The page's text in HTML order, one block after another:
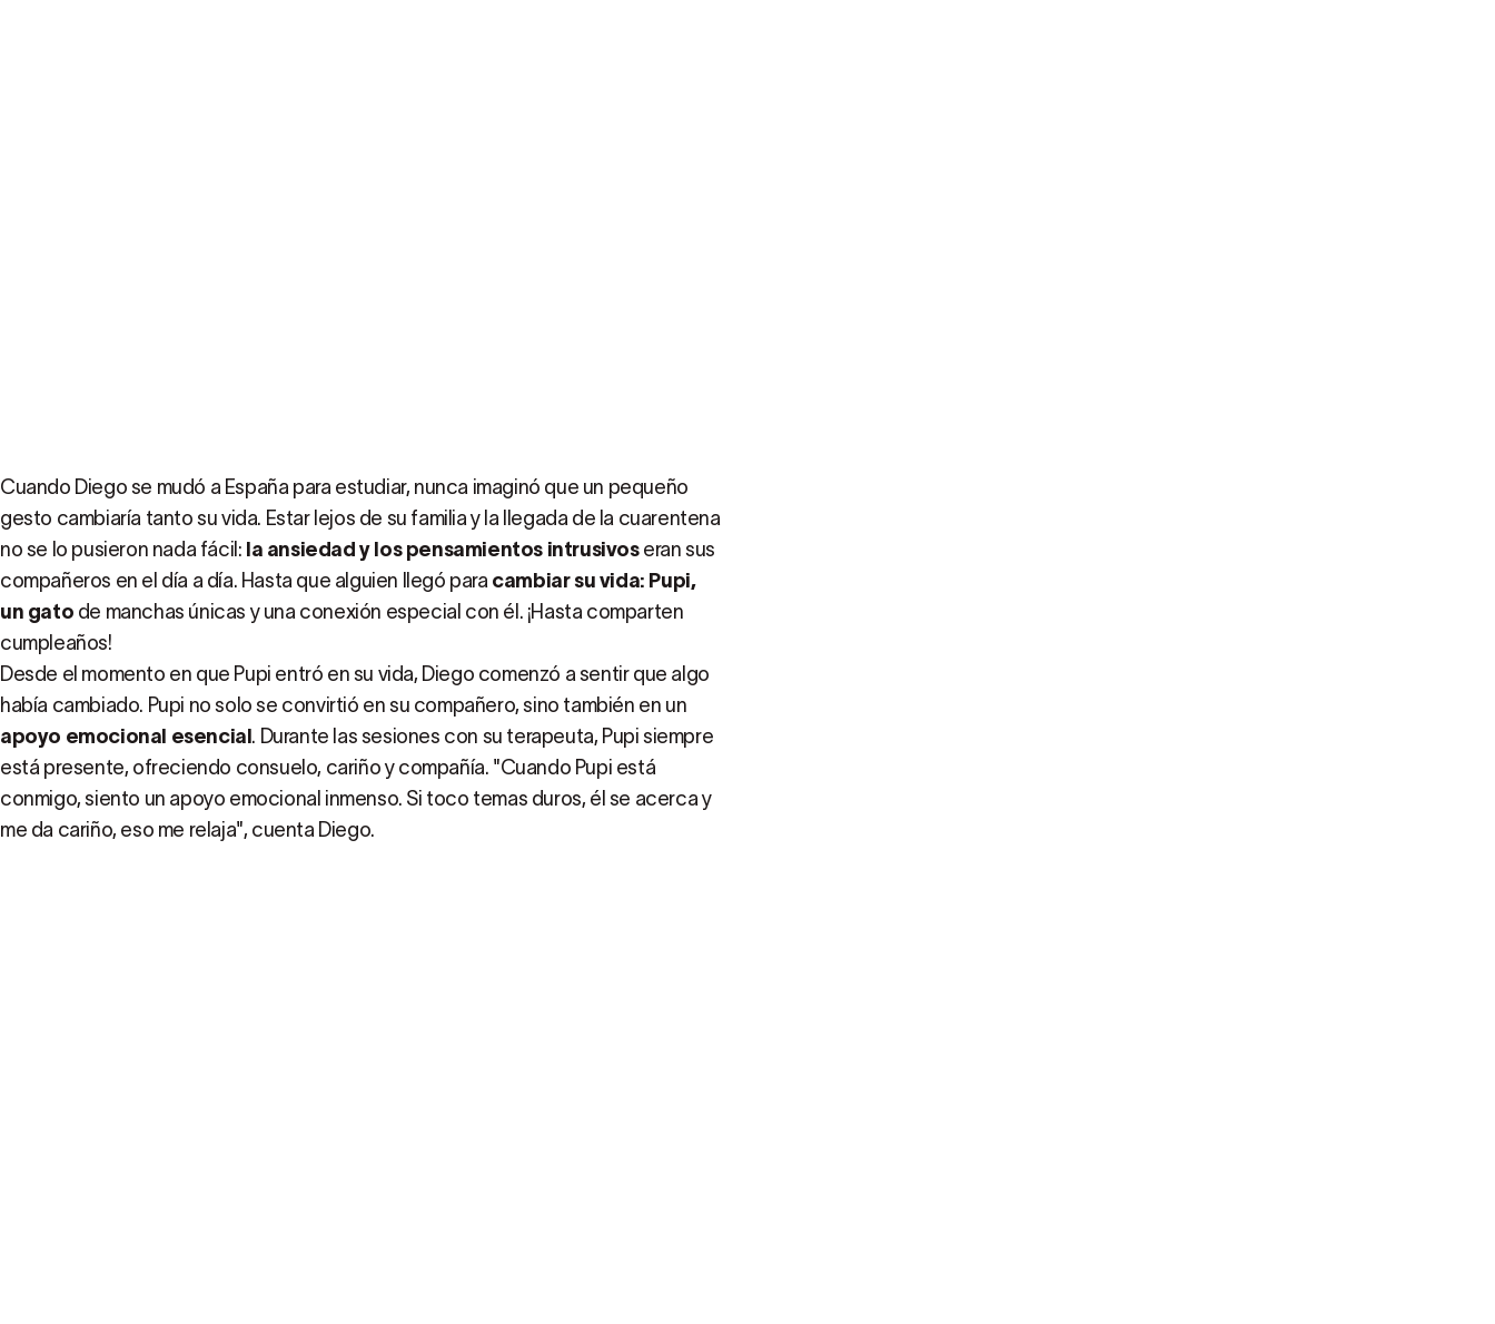
Cuando Diego se mudó a España para estudiar, nunca imaginó que un pequeño
gesto cambiaría tanto su vida. Estar lejos de su familia y la llegada de la cuarentena
no se lo pusieron nada fácil: la ansiedad y los pensamientos intrusivoseran sus
compañeros en el día a día. Hasta que alguien llegó para cambiar su vida: Pupi,
un gato de manchas únicas y una conexión especial con él. ¡Hasta comparten
cumpleaños!
Desde el momento en que Pupi entró en su vida, Diego comenzó a sentir que algo
había cambiado. Pupi no solo se convirtió en su compañero, sino también en un
apoyo emocional esencial . Durante las sesiones con su terapeuta, Pupi siempre
está presente, ofreciendo consuelo, cariño y compañía. "Cuando Pupi está
conmigo, siento un apoyo emocional inmenso. Si toco temas duros, él se acerca y
me da cariño, eso me relaja", cuenta Diego.